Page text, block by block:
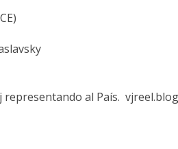
representando al Paí­s.